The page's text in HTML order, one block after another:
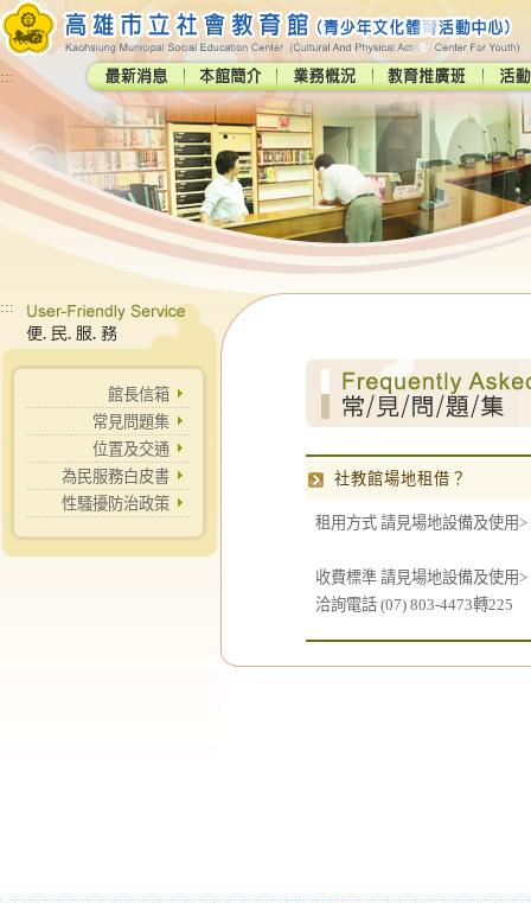
:::
:::
館長信箱
常見問題集
位置及交通
為民服務白皮書
性騷擾防治政策
社教館場地租借？
租用方式 請見場地設備及使用>
收費標準 請見場地設備及使用>
洽詢電話 (07) 803-4473轉225